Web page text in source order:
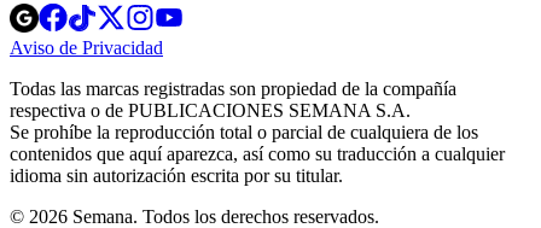
Opens
in
new
Opens
in
new
Opens
in
new
window
Opens
new
windowwindow
Aviso de Privacidad
new
window
Todas las marcas registradas son propiedad de la compañía
respectiva o de PUBLICACIONES SEMANA S.A.
Se prohíbe la reproducción total o parcial de cualquiera de los
contenidos que aquí aparezca, así como su traducción a cualquier
idioma sin autorización escrita por su titular.
© 2026 Semana. Todos los derechos reservados.